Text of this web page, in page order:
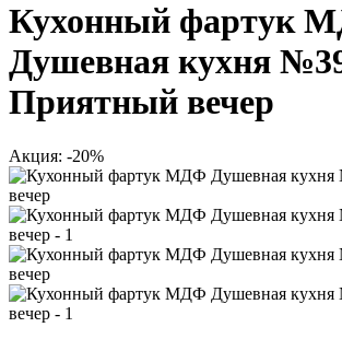
Кухонный фартук
Душевная кухня
Приятный вечер
Акция: -20%